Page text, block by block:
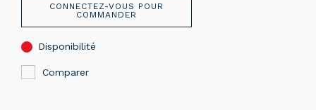
CONNECTEZ-VOUS POUR
COMMANDER
Disponibilité
Comparer